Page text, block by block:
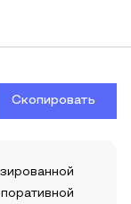
Скопировать